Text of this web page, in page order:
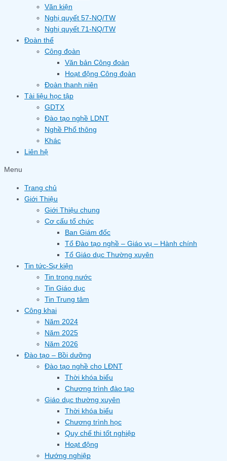
Văn kiện
Nghị quyết 57-NQ/TW
Nghị quyết 71-NQ/TW
Đoàn thể
Công đoàn
Văn bản Công đoàn
Hoạt động Công đoàn
Đoàn thanh niên
Tài liệu học tập
GDTX
Đào tạo nghề LDNT
Nghề Phổ thông
Khác
Liên hệ
Menu
Trang chủ
Giới Thiệu
Giới Thiệu chung
Cơ cấu tổ chức
Ban Giám đốc
Tổ Đào tạo nghề – Giáo vụ – Hành chính
Tổ Giáo dục Thường xuyên
Tin tức-Sự kiện
Tin trong nước
Tin Giáo dục
Tin Trung tâm
Công khai
Năm 2024
Năm 2025
Năm 2026
Đào tạo – Bồi dưỡng
Đào tạo nghề cho LĐNT
Thời khóa biểu
Chương trình đào tạo
Giáo dục thường xuyên
Thời khóa biểu
Chương trình học
Quy chế thi tốt nghiệp
Hoạt động
Hướng nghiệp